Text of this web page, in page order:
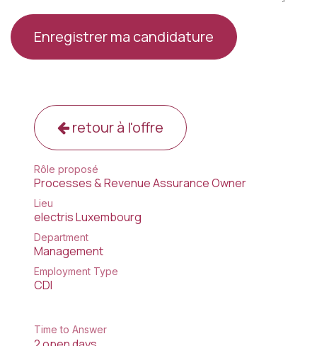
Enregistrer ma candidature
retour à l'offre
Rôle proposé
Processes & Revenue Assurance Owner
Lieu
electris Luxembourg
Department
Management
Employment Type
CDI
Time to Answer